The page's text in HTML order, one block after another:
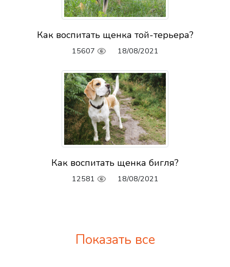
Как воспитать щенка той-терьера?
15607 18/08/2021
Как воспитать щенка бигля?
12581 18/08/2021
Показать все